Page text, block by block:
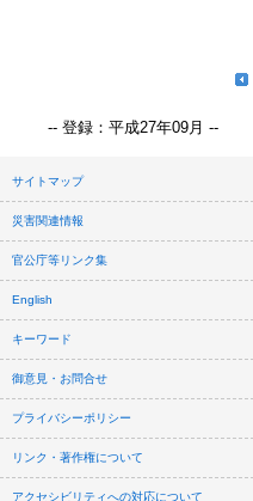
-- 登録：平成27年09月 --
サイトマップ
災害関連情報
官公庁等リンク集
English
キーワード
御意見・お問合せ
プライバシーポリシー
リンク・著作権について
アクセシビリティへの対応について